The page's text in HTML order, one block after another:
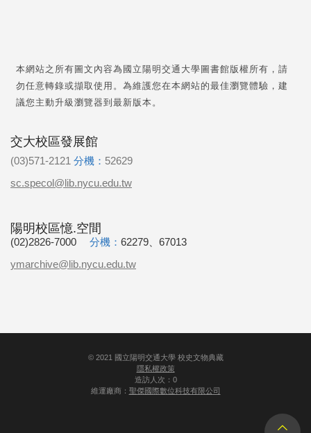
本網站之所有圖文內容為國立陽明交通大學圖書館版權所有，請
勿任意轉錄或擷取使用。為維護您在本網站的最佳瀏覽體驗，建
議您主動升級瀏覽器到最新版本。
交大校區發展館
(03)571-2121 分機： 52629
sc.specol@lib.nycu.edu.tw
陽明校區憶.空間
(02)2826-7000 分機： 62279、67013
ymarchive@lib.nycu.edu.tw
© 2021 國立陽明交通大學 校史文物典藏
隱私權政策
造訪人次：0
維運廠商： 聖傑國際數位科技有限公司